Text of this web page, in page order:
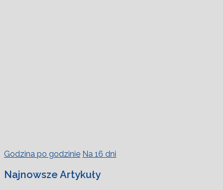
Godzina po godzinie Na 16 dni
Najnowsze Artykuły